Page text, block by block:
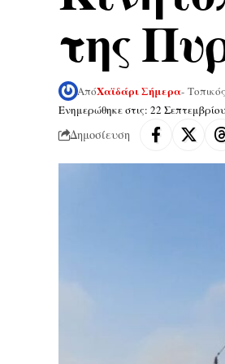
της
Ενημερώθηκε στις: 22
ΑπόΧαϊδάρι Σήμερα-
Δημοσίευση